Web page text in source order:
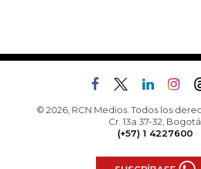
© 2026, RCN Medios. Todos los
Cr. 13a 37-32, Bogotá
(+57) 1 4227600